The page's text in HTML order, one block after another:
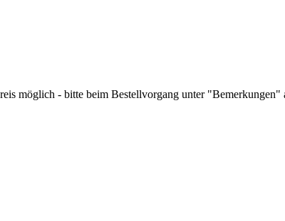
möglich - bitte beim Bestellvorgang unter "Bemerkungen"